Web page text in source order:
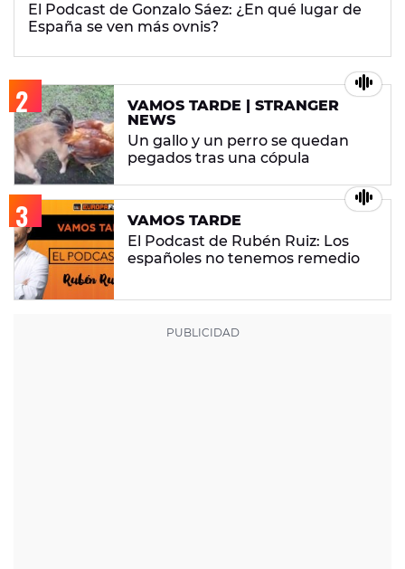
El Podcast de Gonzalo Sáez: ¿En qué lugar de
España se ven más ovnis?
VAMOS TARDE | STRANGER
NEWS
Un gallo y un perro se quedan
pegados tras una cópula
VAMOS TARDE
El Podcast de Rubén Ruiz: Los
españoles no tenemos remedio